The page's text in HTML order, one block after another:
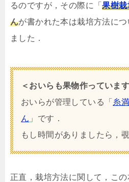
るのですが，その際に「果樹栽
んが書かれた本は栽培方法に
ました．
＜おいらも果物作っていま
おいらが管理している「 糸
ん 」です．
もし時間がありましたら，
正直，栽培方法に関して，こ